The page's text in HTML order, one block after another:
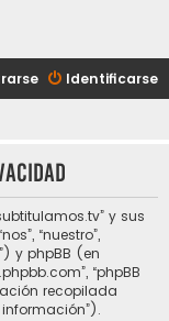
Identificarse
y sus
“nuestro”,
y phpBB (en
“phpBB
recopilada